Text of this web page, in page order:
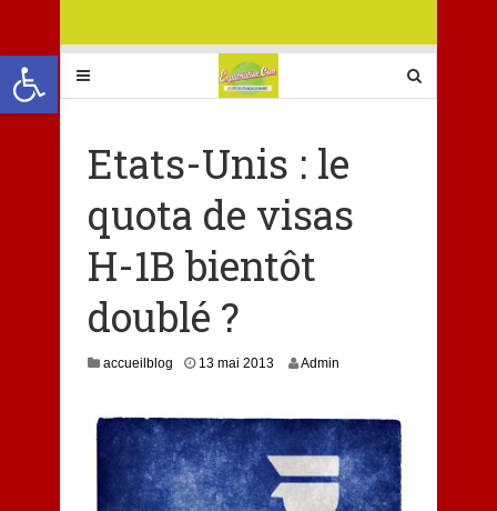
Ouvrir la barre d’outils
Etats-Unis : le
quota de visas
H-1B bientôt
doublé ?
accueilblog 13 mai 20131
é
c
e
m
b
Admin